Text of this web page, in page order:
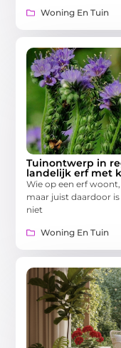
Woning En Tuin
Tuinontwerp in
landelijk erf met
Wie op een erf
maar juist daardoor
niet
Woning En Tuin